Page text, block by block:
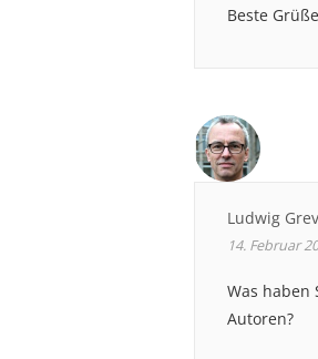
Beste
Ludwig
14. Februar
Was haben
Autoren?